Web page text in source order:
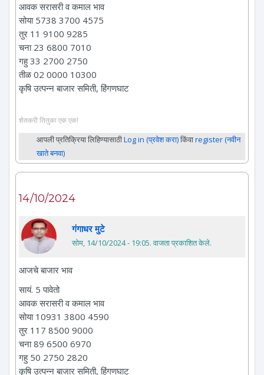
आवक सरासरी व कमाल भाव
सोया 5738 3700 4575
तुर 11 9100 9285
चना 23 6800 7010
गहु 33 2700 2750
तीळ 02 0000 10300
कृषि उत्पन्न बाजार समिती, हिंगणघाट
शेतकरी तितुका एक एक!
आपली प्रतिक्रिया लिहिण्यासाठीLog in (प्रवेश करा)किंवाregister (नवीन
खाते बनवा)
14/10/2024
गंगाधर मुटे
सोम, 14/10/2024 - 19:05. वाजता प्रकाशित केले.
आजचे बाजार भाव
सायं. 5 पावेतो
आवक सरासरी व कमाल भाव
सोया 10931 3800 4590
तुर 117 8500 9000
चना 89 6500 6970
गहु 50 2750 2820
कृषि उत्पन्न बाजार समिती, हिंगणघाट